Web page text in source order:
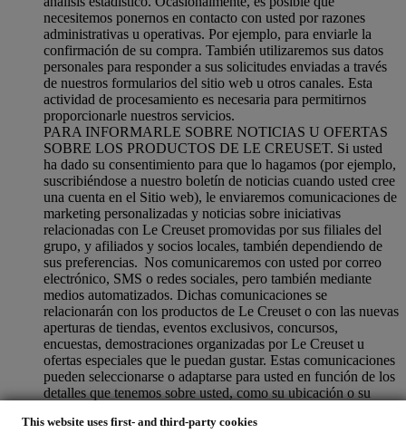
This website uses first- and third-party cookies
necesitemos ponernos en contacto con usted por razones
administrativas u operativas. Por ejemplo, para enviarle la
confirmación de su compra. También utilizaremos sus datos
personales para responder a sus solicitudes enviadas a través
de nuestros formularios del sitio web u otros canales. Esta
actividad de procesamiento es necesaria para permitirnos
proporcionarle nuestros servicios.
PARA INFORMARLE SOBRE NOTICIAS U OFERTAS
SOBRE LOS PRODUCTOS DE LE CREUSET. Si usted
ha dado su consentimiento para que lo hagamos (por ejemplo,
suscribiéndose a nuestro boletín de noticias cuando usted cree
una cuenta en el Sitio web), le enviaremos comunicaciones de
marketing personalizadas y noticias sobre iniciativas
relacionadas con Le Creuset promovidas por sus filiales del
grupo, y afiliados y socios locales, también dependiendo de
sus preferencias. Nos comunicaremos con usted por correo
electrónico, SMS o redes sociales, pero también mediante
medios automatizados. Dichas comunicaciones se
relacionarán con los productos de Le Creuset o con las nuevas
aperturas de tiendas, eventos exclusivos, concursos,
encuestas, demostraciones organizadas por Le Creuset u
ofertas especiales que le puedan gustar. Estas comunicaciones
pueden seleccionarse o adaptarse para usted en función de los
detalles que tenemos sobre usted, como su ubicación o su
Usaremos sus datos para comprender mejor sus intereses. Esto